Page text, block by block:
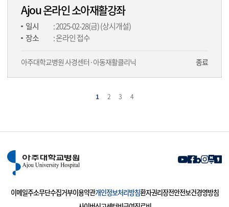
Ajou 온라인 소아재활강좌
일시
: 2025-02-28(금) (상시개설)
장소
: 온라인 접수
아주대학교병원 사경센터·아동재활클리닉 종료
1 2 3 4
이메일주소무단수집거부이용약관개인정보처리방침환자권리장전안전보건경영방침